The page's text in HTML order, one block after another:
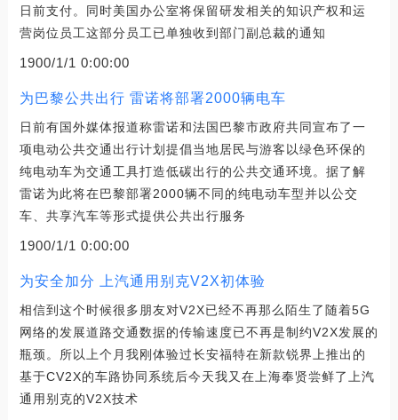
日前支付。同时美国办公室将保留研发相关的知识产权和运
营岗位员工这部分员工已单独收到部门副总裁的通知
1900/1/1 0:00:00
为巴黎公共出行 雷诺将部署2000辆电车
日前有国外媒体报道称雷诺和法国巴黎市政府共同宣布了一
项电动公共交通出行计划提倡当地居民与游客以绿色环保的
纯电动车为交通工具打造低碳出行的公共交通环境。据了解
雷诺为此将在巴黎部署2000辆不同的纯电动车型并以公交
车、共享汽车等形式提供公共出行服务
1900/1/1 0:00:00
为安全加分 上汽通用别克V2X初体验
相信到这个时候很多朋友对V2X已经不再那么陌生了随着5G
网络的发展道路交通数据的传输速度已不再是制约V2X发展的
瓶颈。所以上个月我刚体验过长安福特在新款锐界上推出的
基于CV2X的车路协同系统后今天我又在上海奉贤尝鲜了上汽
通用别克的V2X技术